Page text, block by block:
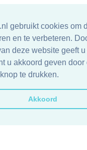
gebruikt cookies om
en te verbeteren.
deze website geeft
u akkoord geven door
te drukken.
Akkoord